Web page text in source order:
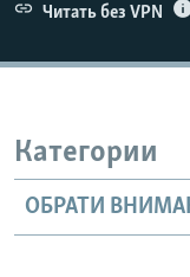
Читать без VPN
Категории
ОБРАТИ